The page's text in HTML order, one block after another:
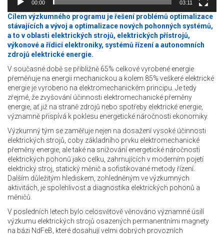
00:00 03:11
Cílem výzkumného programu je řešení problémů optimalizace
stávajících a vývoj a optimalizace nových pohonných systémů,
a to v oblasti elektrických strojů, elektrických přístrojů,
výkonové a řídicí elektroniky, systémů řízení a autonomních
zdrojů elektrické energie.
V současné době se přibližně 65% celkové vyrobené energie
přeměňuje na energii mechanickou a kolem 85% veškeré elektrické
energie je vyrobeno na elektromechanickém principu. Je tedy
zřejmé, že zvyšování účinnosti elektromechanické přeměny
energie, ať již na straně zdrojů nebo spotřeby elektrické energie,
významně přispívá k poklesu energetické náročnosti ekonomiky.
Výzkumný tým se zaměřuje nejen na dosažení vysoké účinnosti
elektrických strojů, coby základního prvku elektromechanické
přeměny energie, ale také na snižování energetické náročnosti
elektrických pohonů jako celku, zahrnujících v moderním pojetí
elektrický stroj, statický měnič a sofistikované metody řízení.
Dalším důležitým hlediskem, zohledněným ve výzkumných
aktivitách, je spolehlivost a diagnostika elektrických pohonů a
měničů.
V posledních letech bylo celosvětově věnováno významné úsilí
výzkumu elektrických strojů osazených permanentními magnety
na bázi NdFeB, které dosahují velmi dobrých provozních